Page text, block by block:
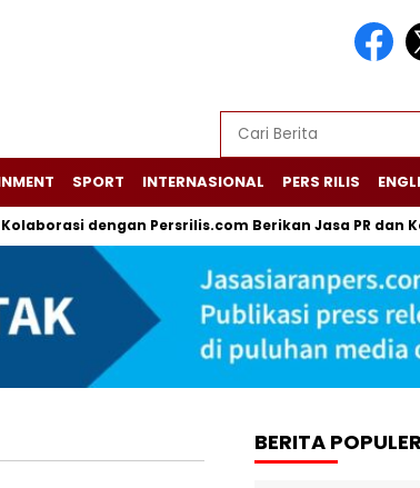
SPORT INTERNASIONAL PERS RILIS
dengan Persrilis.com Berikan Jasa PR dan
BERITA POPULER